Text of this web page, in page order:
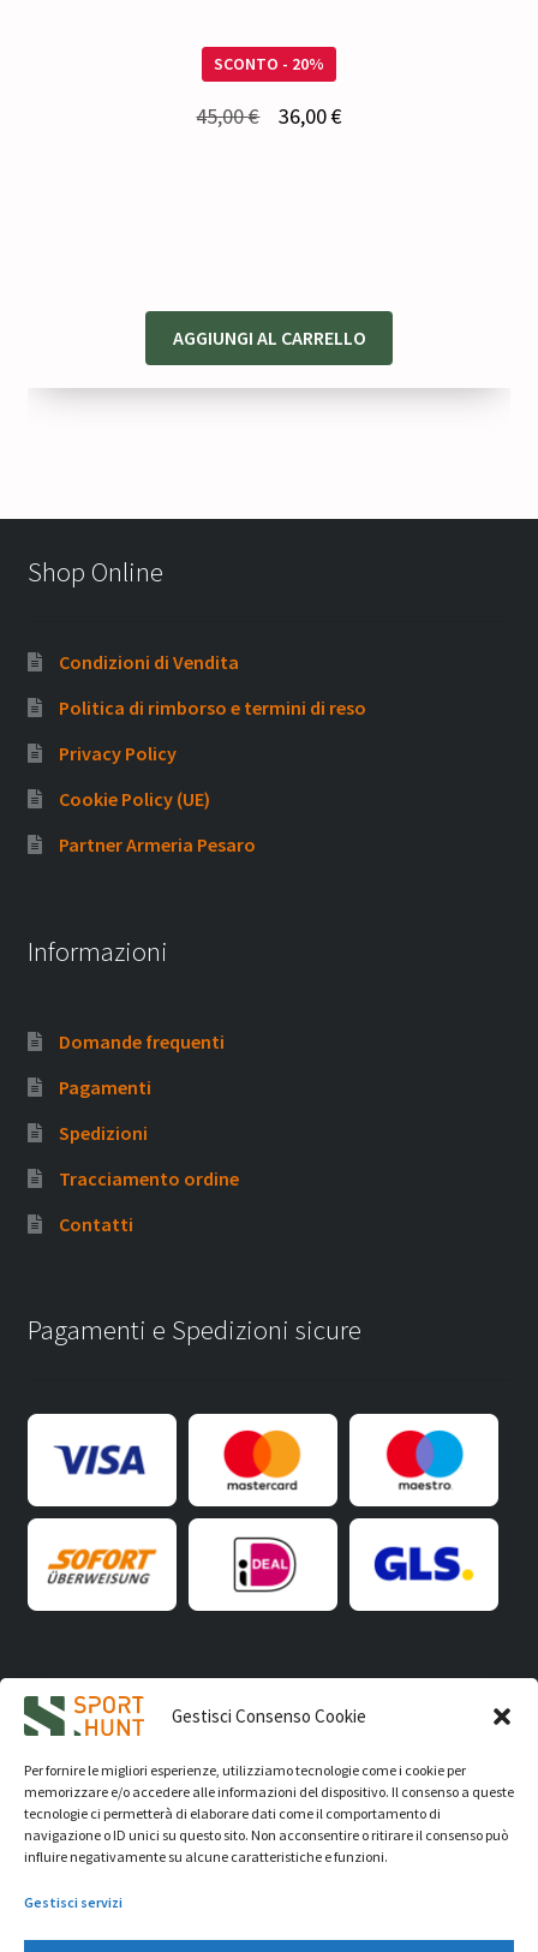
Gestisci Consenso Cookie
Per fornire le migliori esperienze, utilizziamo tecnologie come i cookie per
memorizzare e/o accedere alle informazioni del dispositivo. Il consenso a queste
tecnologie ci permetterà di elaborare dati come il comportamento di
navigazione o ID unici su questo sito. Non acconsentire o ritirare il consenso può
influire negativamente su alcune caratteristiche e funzioni.
Gestisci servizi
SCONTO - 20%
45,00€ 36,00€Il
AGGIUNGI AL CARRELLO
Shop Online
Condizioni di Vendita
Politica di rimborso e termini di reso
Privacy Policy
Cookie Policy (UE)
Partner Armeria Pesaro
Informazioni
Domande frequenti
Pagamenti
Spedizioni
Tracciamento ordine
Contatti
Pagamenti e Spedizioni sicure
iVision Communication S.r.l.
- P.Iva 04233830407 - REA: RN
331582 Copyright 2026. Tutti i diritti riservati.
© Sport Hunt 2026